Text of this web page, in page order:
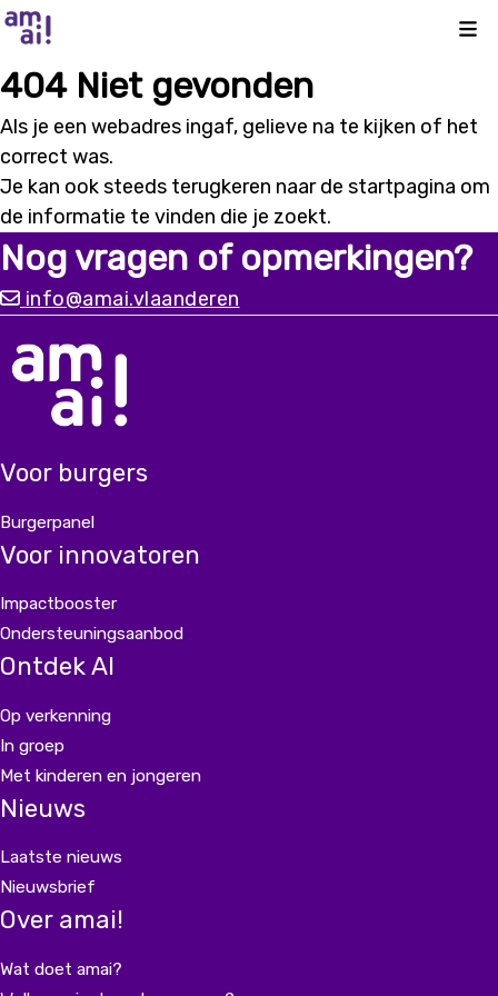
404 Niet gevonden
Als je een webadres ingaf, gelieve na te kijken of het
correct was.
Je kan ook steeds terugkeren naar de startpagina om
de informatie te vinden die je zoekt.
Nog vragen of opmerkingen?
info@amai.vlaanderen
Voor burgers
Burgerpanel
Voor innovatoren
Impactbooster
Ondersteuningsaanbod
Ontdek AI
Op verkenning
In groep
Met kinderen en jongeren
Nieuws
Laatste nieuws
Nieuwsbrief
Over amai!
Wat doet amai?